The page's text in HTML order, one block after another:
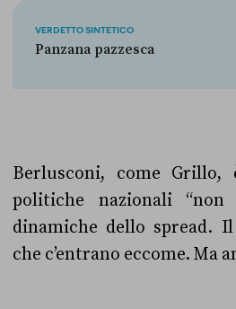
VERDETTO SINTETICO
Panzana pazzesca
Berlusconi, come
politiche nazionali “non
dinamiche dello spread.
che c’entrano eccome. Ma